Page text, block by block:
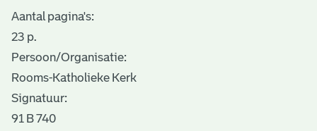
Aantal pagina's:
23 p.
Persoon/Organisatie:
Rooms-Katholieke Kerk
Signatuur:
91 B 740